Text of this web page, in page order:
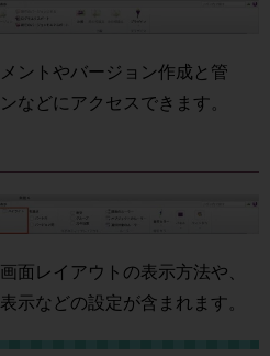
ントやバージョン作成と管
などにアクセスできます。
面レイアウトの表示方法や、
示などの設定が含まれます。